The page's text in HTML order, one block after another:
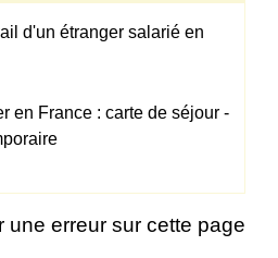
d'un étranger salarié en
en France : carte de séjour -
une erreur sur cette page